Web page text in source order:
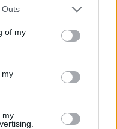
Outs
of my
my
my
fyllningen! Tror du det